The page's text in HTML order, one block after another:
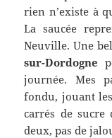
rien n’existe à
La saucée
Neuville. Une
sur-Dordogne
journée. Mes
fondu, jouant
carrés de sucre
deux, pas de